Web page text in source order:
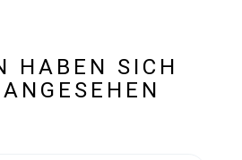
HABEN SICH